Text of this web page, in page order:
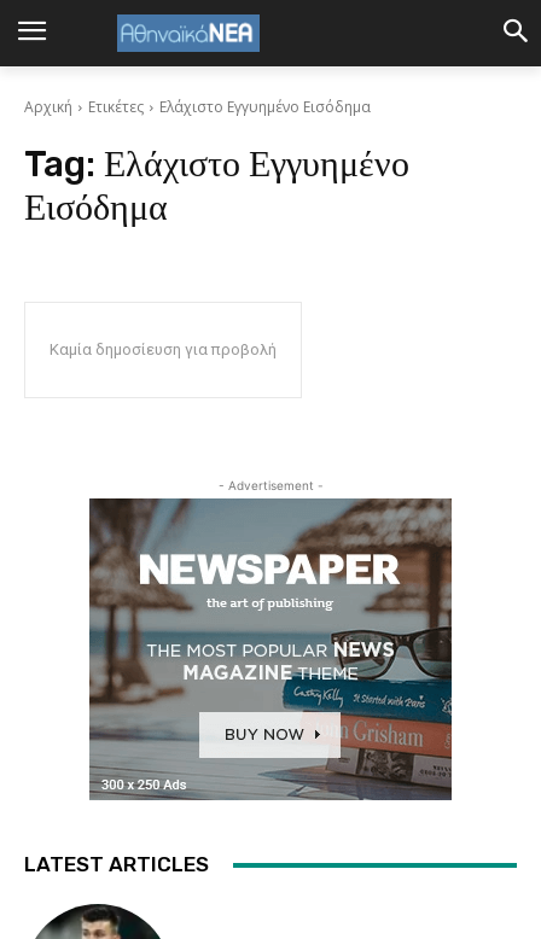
Αρχική Ετικέτες Ελάχιστο Εγγυημένο Εισόδημα
Tag: Ελάχιστο Εγγυημένο
Εισόδημα
Καμία δημοσίευση για προβολή
- Advertisement -
LATEST ARTICLES